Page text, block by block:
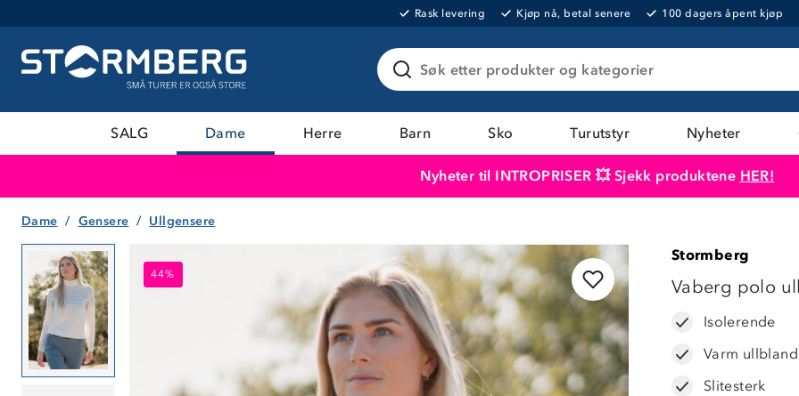
Rask levering Kjøp nå, betal senere 100 dagers åpent kjøp
Søk etter produkter og kategorier
SALG Dame Herre Barn Sko Turutstyr Nyheter
Nyheter til INTROPRISER 💥 Sjekk produktene HER!
Dame Gensere Ullgensere
44%
44%
Stormberg
Vaberg polo
Isolerende
Varm
Slitesterk